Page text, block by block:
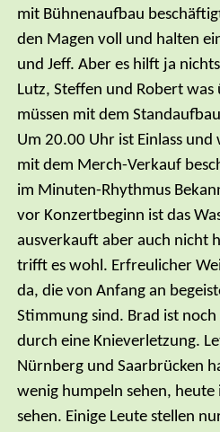
mit Bühnenaufbau
den Magen voll und halten
und Jeff. Aber es hilft ja
Lutz, Steffen und Robert
müssen mit dem
Um 20.00 Uhr ist Einlass
mit dem Merch-Verkauf
im Minuten-Rhythmus
vor Konzertbeginn ist das
ausverkauft aber auch nicht
trifft es wohl. Erfreulicher
da, die von Anfang an
Stimmung sind. Brad ist
durch eine Knieverletzung.
Nürnberg und Saarbrücken
wenig humpeln sehen,
sehen. Einige Leute stellen